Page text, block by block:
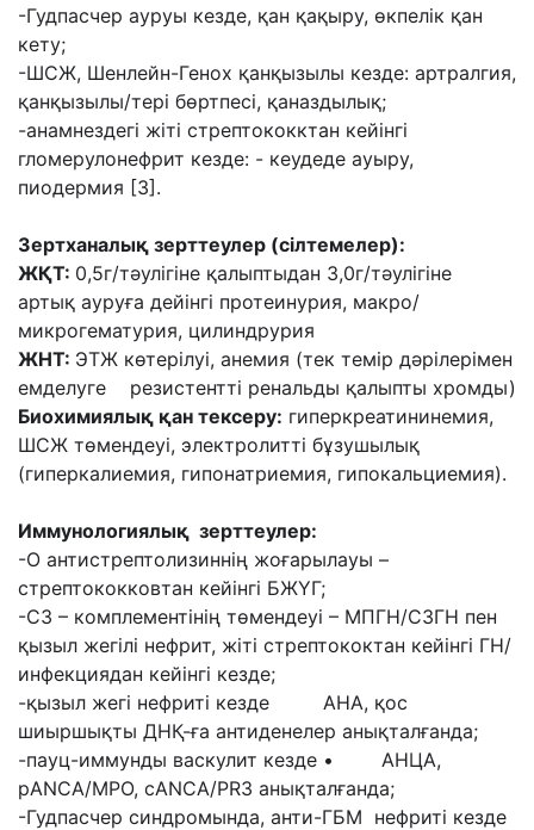
-Гудпасчер ауруы кезде, қан қақыру, өкпелік қан
кету;
-ШСЖ, Шенлейн-Генох қанқызылы кезде: артралгия,
қанқызылы/тері бөртпесі, қаназдылық;
-анамнездегі жіті стрептококктан кейінгі
гломерулонефрит кезде: - кеудеде ауыру,
пиодермия [3].
Зертханалық зерттеулер (сілтемелер):
ЖҚТ: 0,5г/тәулігіне қалыптыдан 3,0г/тәулігіне
артық ауруға дейінгі протеинурия, макро/
микрогематурия, цилиндрурия
ЖНТ: ЭТЖ көтерілуі, анемия (тек темір дәрілерімен
емделуге резистентті ренальды қалыпты хромды)
Биохимиялық қан тексеру: гиперкреатининемия,
ШСЖ төмендеуі, электролитті бұзушылық
(гиперкалиемия, гипонатриемия, гипокальциемия).
Иммунологиялық зерттеулер:
-О антистрептолизиннің жоғарылауы –
стрептококковтан кейінгі БЖҮГ;
-С3 – комплементінің төмендеуі – МПГН/С3ГН пен
қызыл жегілі нефрит, жіті стрептококтан кейінгі ГН/
инфекциядан кейінгі кезде;
-қызыл жегі нефриті кезде АНА, қос
шиыршықты ДНҚ-ға антиденелер анықталғанда;
-пауц-иммунды васкулит кезде • АНЦА,
рANCA/MPO, сANCA/PR3 анықталғанда;
-Гудпасчер синдромында, анти-ГБМ нефриті кезде